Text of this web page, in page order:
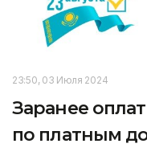
23:50, 03 Июля 2024
Заранее
по платным